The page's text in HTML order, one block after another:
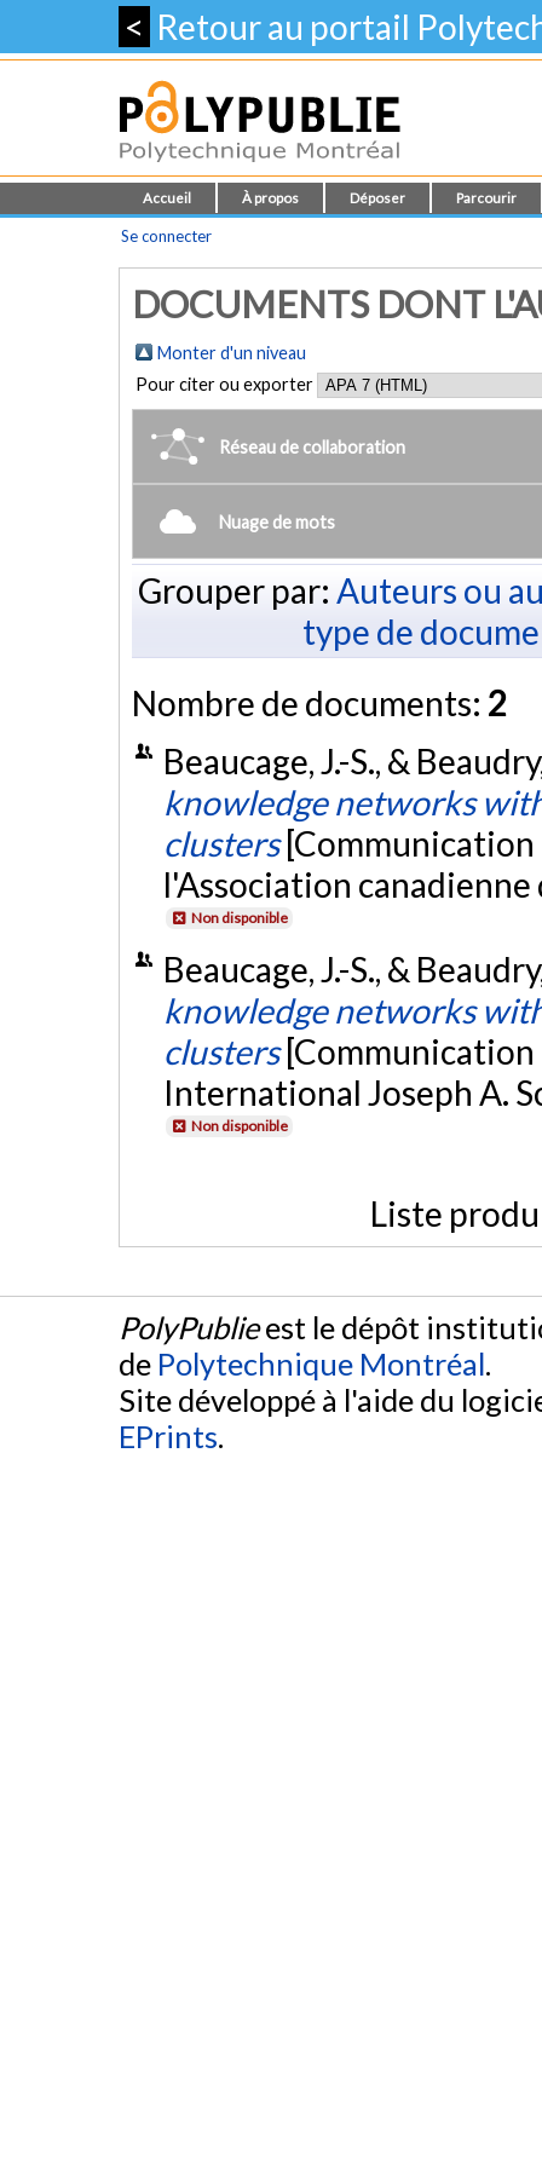
< Retour au portail
Accueil À propos Déposer Parcourir
Se connecter
DOCUMENTS DONT
Monter d'un niveau
Pour citer ou exporter
Réseau de collaboration
Nuage de mots
Grouper par: Auteurs ou
type de
Nombre de documents: 2
Beaucage, J.-S., &
knowledge networks
clusters
l'Association
Non disponible
Beaucage, J.-S., &
knowledge networks
clusters
International Joseph A.
Non disponible
Liste
PolyPublieest le dépôt
de Polytechnique Montréal.
Site développé à l'aide du
EPrints.